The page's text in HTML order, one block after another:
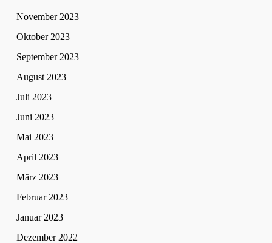
November 2023
Oktober 2023
September 2023
August 2023
Juli 2023
Juni 2023
Mai 2023
April 2023
März 2023
Februar 2023
Januar 2023
Dezember 2022